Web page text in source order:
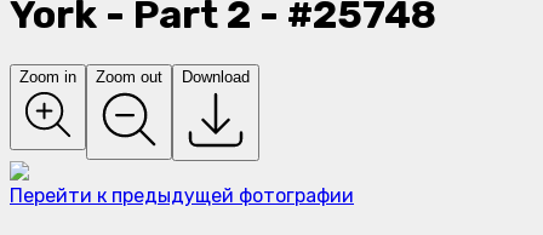
York - Part 2 - #25748
Zoom in Zoom out Download
Перейти к предыдущей фотографии